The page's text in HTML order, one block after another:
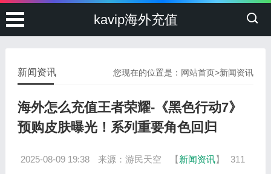
kavip海外充值
您现在的位置是： 网站首页>新闻资讯
新闻资讯
海外怎么充值王者荣耀-《黑色行动7》
预购皮肤曝光！系列重要角色回归
2025-08-09 19:38 来源：游民天空 【新闻资讯】
311